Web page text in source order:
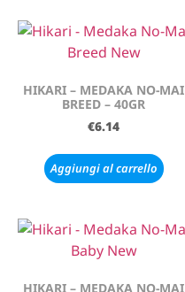
HIKARI – MEDAKA NO-MAI
BREED – 40GR
€6.14
Aggiungi al carrello
HIKARI – MEDAKA NO-MAI